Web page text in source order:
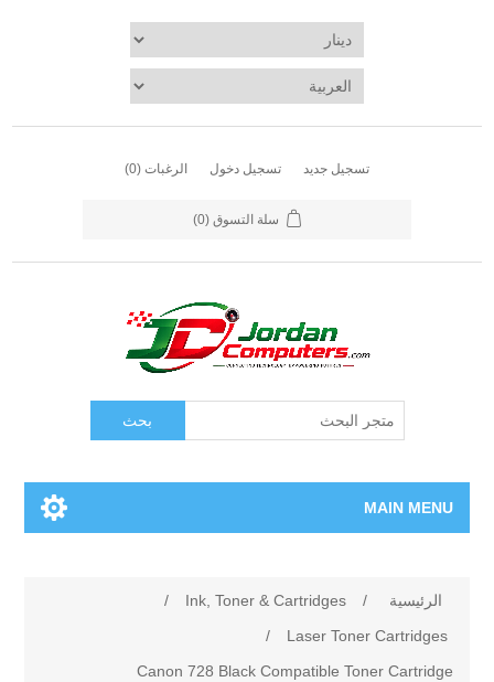
تسجيل جديد تسجيل دخول الرغبات (0)
سلة التسوق (0)
بحث
MAIN MENU
الرئيسية /
Ink, Toner & Cartridges
/
Laser Toner Cartridges
/
Canon 728 Black Compatible Toner Cartridge